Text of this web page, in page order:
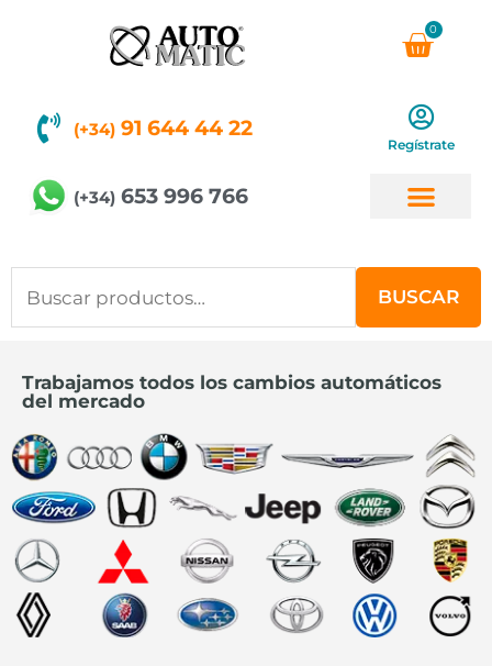
0
(+34) 91 644 44 22
Regístrate
(+34) 653 996 766
por:
BUSCAR
Trabajamos todos los cambios automáticos
del mercado